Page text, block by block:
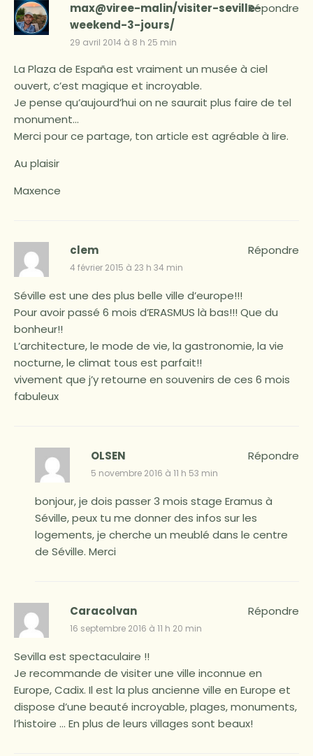
max@viree-malin/visiter-seville-
weekend-3-jours/
29 avril 2014 à 8 h 25 min
La Plaza de España est vraiment un musée à ciel
ouvert, c’est magique et incroyable.
Je pense qu’aujourd’hui on ne saurait plus faire de tel
monument…
Merci pour ce partage, ton article est agréable à lire.
Au plaisir
Maxence
Répondre
clem
4 février 2015 à 23 h 34 min
Séville est une des plus belle ville d’europe!!!
Pour avoir passé 6 mois d’ERASMUS là bas!!! Que du
bonheur!!
L’architecture, le mode de vie, la gastronomie, la vie
nocturne, le climat tous est parfait!!
vivement que j’y retourne en souvenirs de ces 6 mois
fabuleux
Répondre
OLSEN
5 novembre 2016 à 11 h 53 min
bonjour, je dois passer 3 mois stage Eramus à
Séville, peux tu me donner des infos sur les
logements, je cherche un meublé dans le centre
de Séville. Merci
Répondre
Caracolvan
16 septembre 2016 à 11 h 20 min
Sevilla est spectaculaire !!
Je recommande de visiter une ville inconnue en
Europe, Cadix. Il est la plus ancienne ville en Europe et
dispose d’une beauté incroyable, plages, monuments,
l’histoire … En plus de leurs villages sont beaux!
Répondre